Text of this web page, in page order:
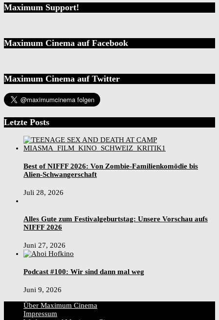
Maximum Support!
Maximum Cinema auf Facebook
Maximum Cinema auf Twitter
Letzte Posts
Best of NIFFF 2026: Von Zombie-Familienkomödie bis
Alien-Schwangerschaft
Juli 28, 2026
Alles Gute zum Festivalgeburtstag: Unsere Vorschau aufs
NIFFF 2026
Juni 27, 2026
Podcast #100: Wir sind dann mal weg
Juni 9, 2026
Über Maximum Cinema
Impressum